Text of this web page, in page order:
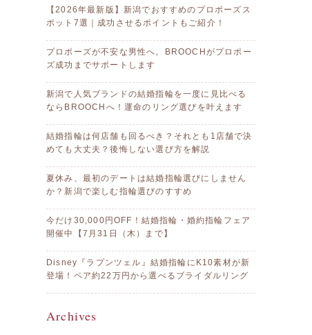
【2026年最新版】新潟でおすすめのプロポーズス
ポット7選｜成功させるポイントもご紹介！
プロポーズが不安な男性へ。BROOCHがプロポー
ズ成功までサポートします
新潟で人気ブランドの結婚指輪を一度に見比べる
ならBROOCHへ！運命のリング選びを叶えます
結婚指輪は何店舗も回るべき？それとも1店舗で決
めても大丈夫？後悔しない選び方を解説
夏休み、最初のデートは結婚指輪選びにしません
か？新潟で楽しむ指輪選びのすすめ
今だけ30,000円OFF！結婚指輪・婚約指輪フェア
開催中【7月31日（木）まで】
Disney『ラプンツェル』結婚指輪にK10素材が新
登場！ペア約22万円から選べるブライダルリング
Archives